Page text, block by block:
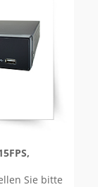
Sie bitte